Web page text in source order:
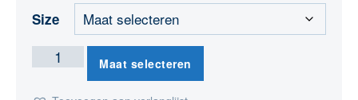
Size
Maat selecteren